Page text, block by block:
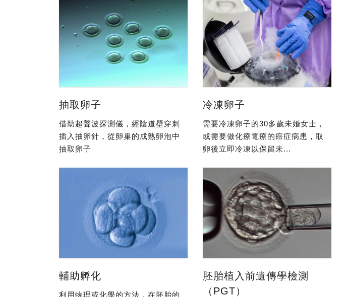
抽取卵子
借助超聲波探測儀，經陰道壁穿刺
插入抽卵針，從卵巢的成熟卵泡中
抽取卵子
冷凍卵子
需要冷凍卵子的30多歲未婚女士，
或需要做化療電療的癌症病患，取
卵後立即冷凍以保留未...
輔助孵化
利用物理或化學的方法，在胚胎的
胚胎植入前遺傳學檢測
（PGT）